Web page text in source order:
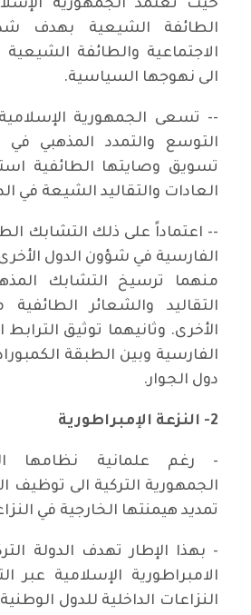
حيث تعتمد الجمهورية
الطائفة الشيعية بهدف شد
الاجتماعية والطائفة الشيعية
الى نهوجها السياسية.
-- تسعى الجمهورية الإسلامية
التوسع والتمدد المذهبي في
تسويق وصايتها الطائفية
العادات والتقاليد الشيعة في
-- اعتماداً على ذلك التشابك
الفارسية في شؤون الدول
منهما ترسيخ التشابك
التقاليد والشعائر
الأخرى. وثانيهما توثيق الترابط
الفارسية وبين الطبقة
دول الجوار.
2- النزعة الإمبراطورية
- رغم علمانية نظامها
الجمهورية التركية الى توظيف
تمديد هيمنتها الخارجية في
- بهذا الإطار تهدف الدولة
الامبراطورية الإسلامية عبر
النزاعات الداخلية للدول